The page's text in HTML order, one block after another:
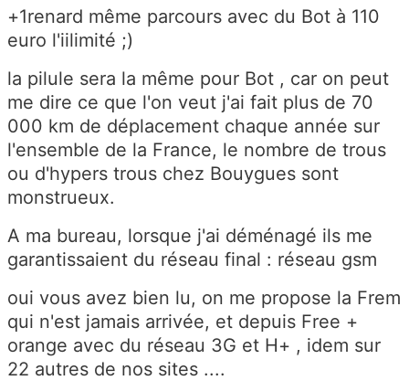
+1renard même parcours avec du Bot à 110
euro l'iilimité ;)
la pilule sera la même pour Bot , car on peut
me dire ce que l'on veut j'ai fait plus de 70
000 km de déplacement chaque année sur
l'ensemble de la France, le nombre de trous
ou d'hypers trous chez Bouygues sont
monstrueux.
A ma bureau, lorsque j'ai déménagé ils me
garantissaient du réseau final : réseau gsm
oui vous avez bien lu, on me propose la Frem
qui n'est jamais arrivée, et depuis Free +
orange avec du réseau 3G et H+ , idem sur
22 autres de nos sites ....